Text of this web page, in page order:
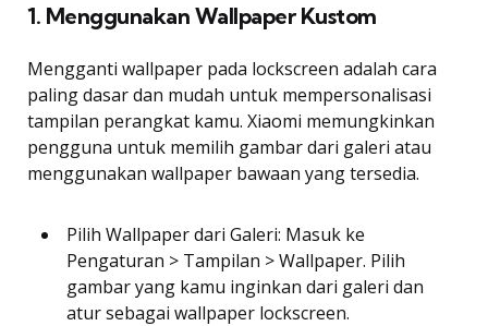
1. Menggunakan Wallpaper Kustom
Mengganti wallpaper pada lockscreen adalah cara
paling dasar dan mudah untuk mempersonalisasi
tampilan perangkat kamu. Xiaomi memungkinkan
pengguna untuk memilih gambar dari galeri atau
menggunakan wallpaper bawaan yang tersedia.
Pilih Wallpaper dari Galeri: Masuk ke
Pengaturan > Tampilan > Wallpaper. Pilih
gambar yang kamu inginkan dari galeri dan
atur sebagai wallpaper lockscreen.